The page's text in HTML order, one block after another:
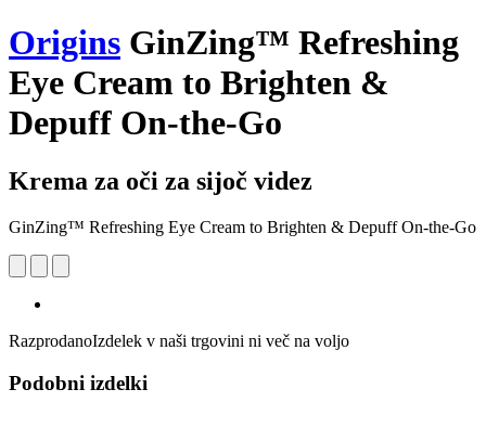
Origins GinZing™ Refreshing
Eye Cream to Brighten &
Depuff On-the-Go
Krema za oči za sijoč videz
GinZing™ Refreshing Eye Cream to Brighten & Depuff On-the-Go
RazprodanoIzdelek v naši trgovini ni več na voljo
Podobni izdelki